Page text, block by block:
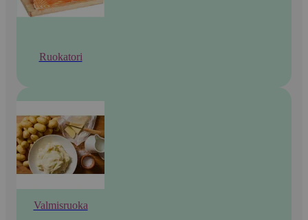
Ruokatori
Valmisruoka